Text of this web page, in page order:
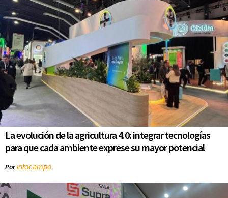
La evolución de la agricultura 4.0: integrar tecnologías
para que cada ambiente exprese su mayor potencial
Porinfocampo